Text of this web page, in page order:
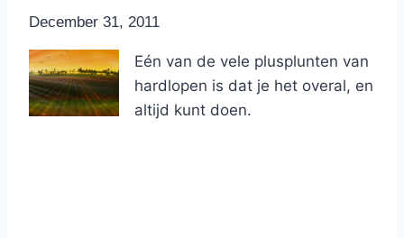
ByNicole
December 31, 2011
Eén van de vele plusplunten van
hardlopen is dat je het overal, en
altijd kunt doen.